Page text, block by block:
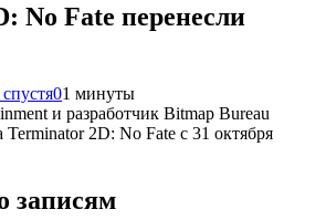
No Fate перенесли
01 минуты
и разработчик Bitmap Bureau
Terminator 2D: No Fate с 31 октября
записям